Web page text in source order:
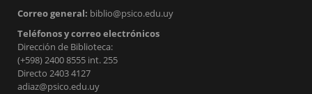
Correo general: biblio@psico.edu.uy
Teléfonos y correo electrónicos
Dirección de Biblioteca:
(+598) 2400 8555 int. 255
Directo 2403 4127
adiaz@psico.edu.uy